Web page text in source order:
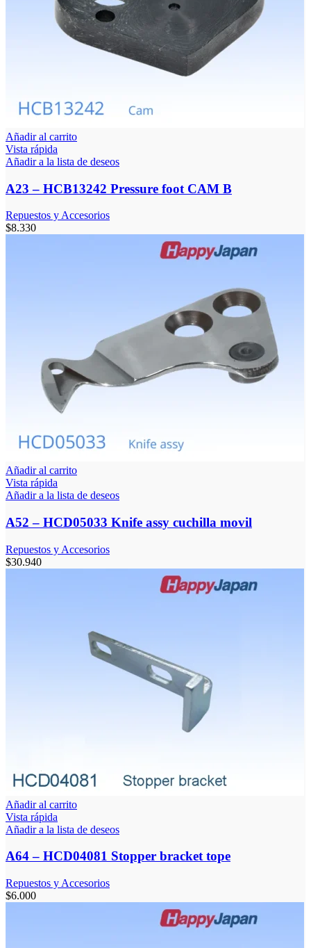
Añadir al carrito
Vista rápida
Añadir a la lista de deseos
A23 – HCB13242 Pressure foot CAM B
Repuestos y Accesorios
$8.330
Añadir al carrito
Vista rápida
Añadir a la lista de deseos
A52 – HCD05033 Knife assy cuchilla movil
Repuestos y Accesorios
$30.940
Añadir al carrito
Vista rápida
Añadir a la lista de deseos
A64 – HCD04081 Stopper bracket tope
Repuestos y Accesorios
$6.000